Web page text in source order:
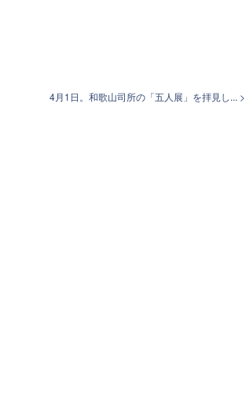
4月1日。和歌山司所の「五人展」を拝見し... >